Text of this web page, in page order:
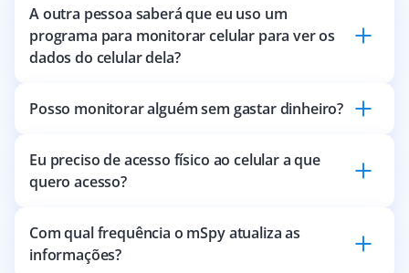
A outra pessoa saberá que eu uso um
programa para monitorar celular para ver os
dados do celular dela?
Posso monitorar alguém sem gastar dinheiro?
Eu preciso de acesso físico ao celular a que
quero acesso?
Com qual frequência o mSpy atualiza as
informações?